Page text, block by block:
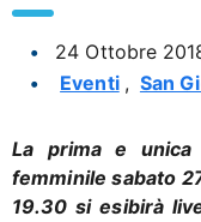
24 Ottobre
Eventi , San
La prima e unica
femminile sabato
19.30 si esibirà